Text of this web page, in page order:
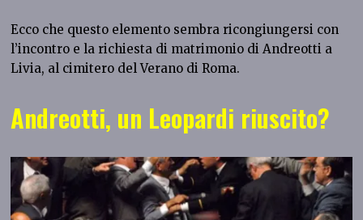
Ecco che questo elemento sembra ricongiungersi con
l’incontro e la richiesta di matrimonio di Andreotti a
Livia, al cimitero del Verano di Roma.
Andreotti, un Leopardi riuscito?